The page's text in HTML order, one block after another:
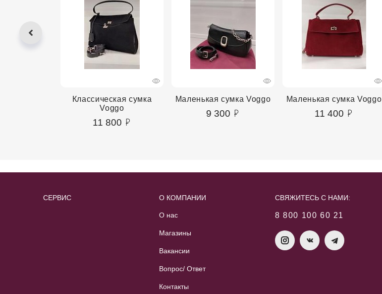
Классическая сумка
Voggo
11 800
Маленькая сумка Voggo
9 300
Маленькая сумка Voggo
11 400
СЕРВИС О КОМПАНИИ
О нас
Магазины
Вакансии
Вопрос/ Ответ
Контакты
СВЯЖИТЕСЬ С НАМИ:
8 800 100 60 21